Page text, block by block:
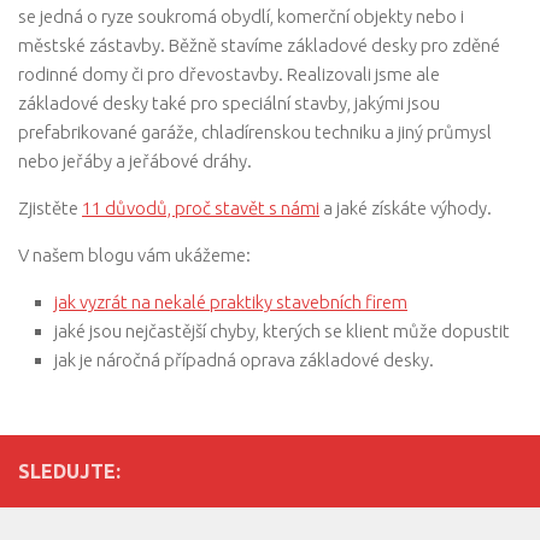
se jedná o ryze soukromá obydlí, komerční objekty nebo i
městské zástavby. Běžně stavíme základové desky pro zděné
rodinné domy či pro dřevostavby. Realizovali jsme ale
základové desky také pro speciální stavby, jakými jsou
prefabrikované garáže, chladírenskou techniku a jiný průmysl
nebo jeřáby a jeřábové dráhy.
Zjistěte 11 důvodů, proč stavět s námi a jaké získáte výhody.
V našem blogu vám ukážeme:
jak vyzrát na nekalé praktiky stavebních firem
jaké jsou nejčastější chyby, kterých se klient může dopustit
jak je náročná případná oprava základové desky.
SLEDUJTE: